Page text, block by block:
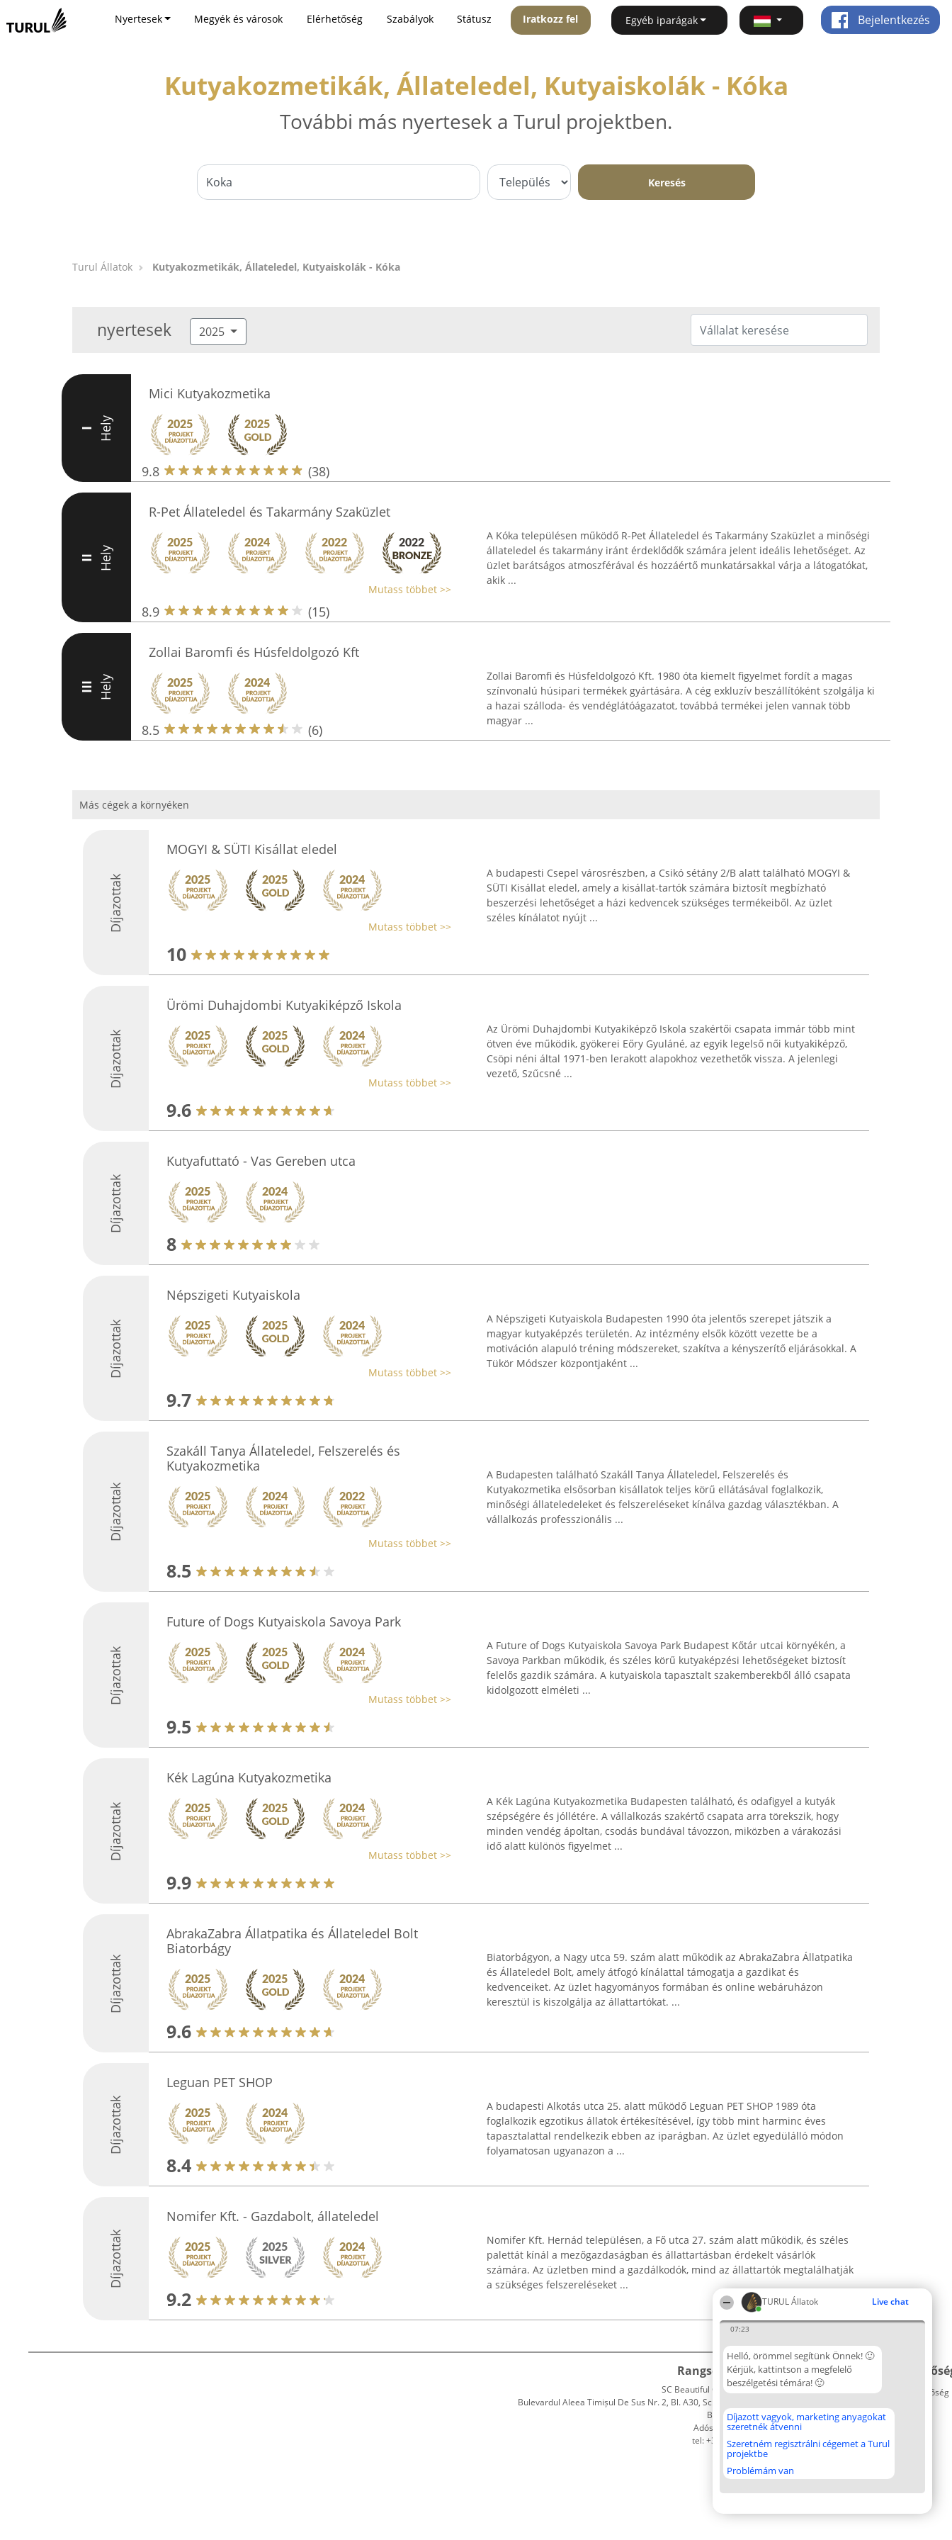
TURUL Állatok Live chat
07:23
Helló, örömmel segítünk Önnek! 🙂
Kérjük, kattintson a megfelelő
beszélgetési témára! 🙂
Díjazott vagyok, marketing anyagokat
szeretnék átvenni
Szeretném regisztrálni cégemet a Turul
projektbe
Problémám van
Nyertesek Megyék és városok Elérhetőség Szabályok Státusz Iratkozz fel Egyéb iparágak Bejelentkezés
Kutyakozmetikák, Állateledel, Kutyaiskolák - Kóka
További más nyertesek a Turul projektben.
Keresés
Turul Állatok Kutyakozmetikák, Állateledel, Kutyaiskolák - Kóka
nyertesek 2025
I Hely
Mici Kutyakozmetika
9.8 (38)
II Hely
R-Pet Állateledel és Takarmány Szaküzlet
Mutass többet >>
8.9 (15)
A Kóka településen működő R-Pet Állateledel és Takarmány Szaküzlet a minőségi
állateledel és takarmány iránt érdeklődők számára jelent ideális lehetőséget. Az
üzlet barátságos atmoszférával és hozzáértő munkatársakkal várja a látogatókat,
akik ...
III Hely
Zollai Baromfi és Húsfeldolgozó Kft
8.5 (6)
Zollai Baromfi és Húsfeldolgozó Kft. 1980 óta kiemelt figyelmet fordít a magas
színvonalú húsipari termékek gyártására. A cég exkluzív beszállítóként szolgálja ki
a hazai szálloda- és vendéglátóágazatot, továbbá termékei jelen vannak több
magyar ...
Más cégek a környéken
Díjazottak
MOGYI & SÜTI Kisállat eledel
Mutass többet >>
10
A budapesti Csepel városrészben, a Csikó sétány 2/B alatt található MOGYI &
SÜTI Kisállat eledel, amely a kisállat-tartók számára biztosít megbízható
beszerzési lehetőséget a házi kedvencek szükséges termékeiből. Az üzlet
széles kínálatot nyújt ...
Díjazottak
Ürömi Duhajdombi Kutyakiképző Iskola
Mutass többet >>
9.6
Az Ürömi Duhajdombi Kutyakiképző Iskola szakértői csapata immár több mint
ötven éve működik, gyökerei Eőry Gyuláné, az egyik legelső női kutyakiképző,
Csöpi néni által 1971-ben lerakott alapokhoz vezethetők vissza. A jelenlegi
vezető, Szűcsné ...
Díjazottak
Kutyafuttató - Vas Gereben utca
8
Díjazottak
Népszigeti Kutyaiskola
Mutass többet >>
9.7
A Népszigeti Kutyaiskola Budapesten 1990 óta jelentős szerepet játszik a
magyar kutyaképzés területén. Az intézmény elsők között vezette be a
motiváción alapuló tréning módszereket, szakítva a kényszerítő eljárásokkal. A
Tükör Módszer központjaként ...
Díjazottak
Szakáll Tanya Állateledel, Felszerelés és
Kutyakozmetika
Mutass többet >>
8.5
A Budapesten található Szakáll Tanya Állateledel, Felszerelés és
Kutyakozmetika elsősorban kisállatok teljes körű ellátásával foglalkozik,
minőségi állateledeleket és felszereléseket kínálva gazdag választékban. A
vállalkozás professzionális ...
Díjazottak
Future of Dogs Kutyaiskola Savoya Park
Mutass többet >>
9.5
A Future of Dogs Kutyaiskola Savoya Park Budapest Kőtár utcai környékén, a
Savoya Parkban működik, és széles körű kutyaképzési lehetőségeket biztosít
felelős gazdik számára. A kutyaiskola tapasztalt szakemberekből álló csapata
kidolgozott elméleti ...
Díjazottak
Kék Lagúna Kutyakozmetika
Mutass többet >>
9.9
A Kék Lagúna Kutyakozmetika Budapesten található, és odafigyel a kutyák
szépségére és jóllétére. A vállalkozás szakértő csapata arra törekszik, hogy
minden vendég ápoltan, csodás bundával távozzon, miközben a várakozási
idő alatt különös figyelmet ...
Díjazottak
AbrakaZabra Állatpatika és Állateledel Bolt
Biatorbágy
9.6
Biatorbágyon, a Nagy utca 59. szám alatt működik az AbrakaZabra Állatpatika
és Állateledel Bolt, amely átfogó kínálattal támogatja a gazdikat és
kedvenceiket. Az üzlet hagyományos formában és online webáruházon
keresztül is kiszolgálja az állattartókat. ...
Díjazottak
Leguan PET SHOP
8.4
A budapesti Alkotás utca 25. alatt működő Leguan PET SHOP 1989 óta
foglalkozik egzotikus állatok értékesítésével, így több mint harminc éves
tapasztalattal rendelkezik ebben az iparágban. Az üzlet egyedülálló módon
folyamatosan ugyanazon a ...
Díjazottak
Nomifer Kft. - Gazdabolt, állateledel
9.2
Nomifer Kft. Hernád településen, a Fő utca 27. szám alatt működik, és széles
palettát kínál a mezőgazdaságban és állattartásban érdekelt vásárlók
számára. Az üzletben mind a gazdálkodók, mind az állattartók megtalálhatják
a szükséges felszereléseket ...
Rangsorszervező
SC Beautiful Company S.R.L.
Bulevardul Aleea Timișul De Sus Nr. 2, Bl. A30, Sc. A, Et. 4, Ap. 13
Bukarest 53-238
Adószám 36737675
tel: +363 033 425 71
Népszavazás
Nyertesek
díjazottak
Szabályok
Státusz
Prywatności
Elérhetőség